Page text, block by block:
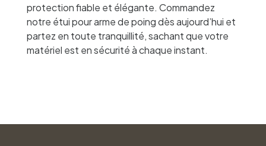
protection fiable et élégante. Commandez
notre étui pour arme de poing dès aujourd’hui et
partez en toute tranquillité, sachant que votre
matériel est en sécurité à chaque instant.